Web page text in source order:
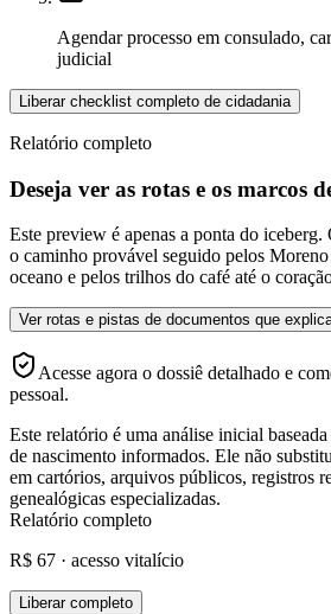
Agendar processo em consulado,
judicial
Liberar checklist completo de cidadania
Relatório completo
Deseja ver as rotas e os marcos
Este preview é apenas a ponta do
o caminho provável seguido pelos
oceano e pelos trilhos do café até o
Ver rotas e pistas de documentos que
Acesse agora o dossiê detalhado e
pessoal.
Este relatório é uma análise inicial
de nascimento informados. Ele não
em cartórios, arquivos públicos, registros
genealógicas especializadas.
Relatório completo
R$ 67 · acesso vitalício
Liberar completo